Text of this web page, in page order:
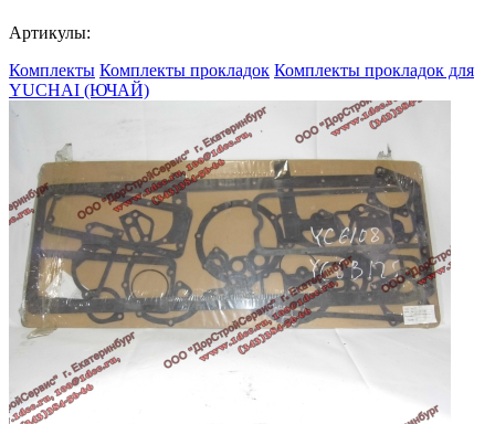
Артикулы:
Комплекты Комплекты прокладок Комплекты прокладок для
YUCHAI (ЮЧАЙ)